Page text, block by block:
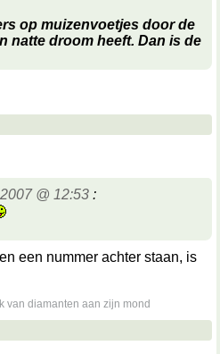
op muizenvoetjes door de
natte droom heeft. Dan is de
@ 12:53 :
een nummer achter staan, is
van diamanten aan zijn mond